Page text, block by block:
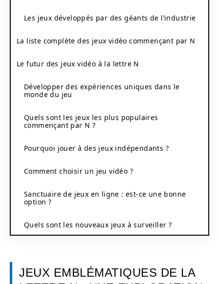
Les jeux développés par des géants de l’industrie
La liste complète des jeux vidéo commençant par N
Le futur des jeux vidéo à la lettre N
Développer des expériences uniques dans le
monde du jeu
Quels sont les jeux les plus populaires
commençant par N ?
Pourquoi jouer à des jeux indépendants ?
Comment choisir un jeu vidéo ?
Sanctuaire de jeux en ligne : est-ce une bonne
option ?
Quels sont les nouveaux jeux à surveiller ?
JEUX EMBLÉMATIQUES DE LA